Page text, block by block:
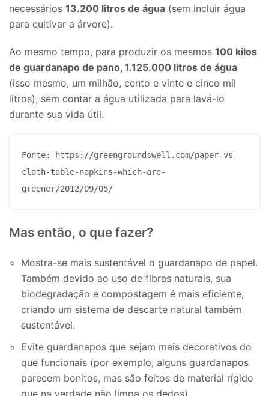
necessários 13.200 litros de água (sem incluir água
para cultivar a árvore).
Ao mesmo tempo, para produzir os mesmos 100 kilos
de guardanapo de pano, 1.125.000 litros de água
(isso mesmo, um milhão, cento e vinte e cinco mil
litros), sem contar a água utilizada para lavá-lo
durante sua vida útil.
Fonte: https://greengroundswell.com/paper-vs-
cloth-table-napkins-which-are-
greener/2012/09/05/
Mas então, o que fazer?
Mostra-se mais sustentável o guardanapo de papel.
Também devido ao uso de fibras naturais, sua
biodegradação e compostagem é mais eficiente,
criando um sistema de descarte natural também
sustentável.
Evite guardanapos que sejam mais decorativos do
que funcionais (por exemplo, alguns guardanapos
parecem bonitos, mas são feitos de material rígido